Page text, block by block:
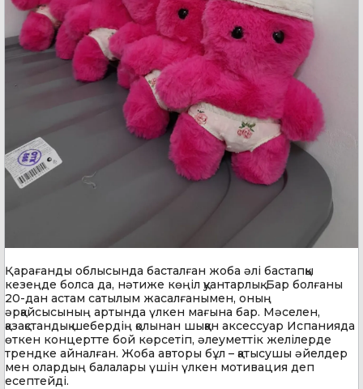
Қарағанды облысында басталған жоба әлі бастапқы
кезеңде болса да, нәтиже көңіл қуантарлық. Бар болғаны
20-дан астам сатылым жасалғанымен, оның
әрқайсысының артында үлкен мағына бар. Мәселен,
қазақстандық шебердің қолынан шыққан аксессуар Испанияда
өткен концертте бой көрсетіп, әлеуметтік желілерде
трендке айналған. Жоба авторы бұл – қатысушы әйелдер
мен олардың балалары үшін үлкен мотивация деп
есептейді.